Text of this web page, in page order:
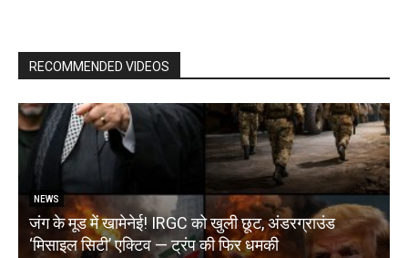
RECOMMENDED VIDEOS
NEWS
जंग के मूड में खामेनेई! IRGC को खुली छूट, अंडरग्राउंड
‘मिसाइल सिटी’ एक्टिव — ट्रंप की फिर धमकी